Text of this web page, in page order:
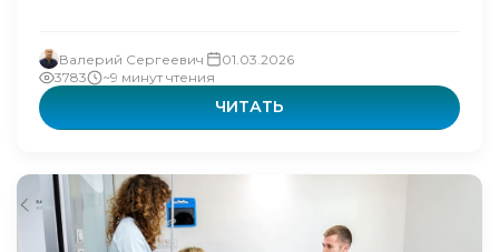
Валерий Сергеевич
01.03.2026
3783
~9 минут чтения
ЧИТАТЬ